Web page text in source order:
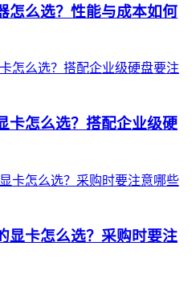
怎么选？性能与成本如何
卡怎么选？搭配企业级硬
显卡怎么选？采购时要注